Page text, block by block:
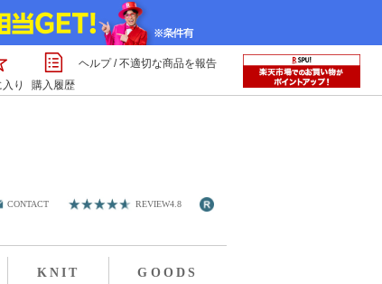
り 購入履歴
ヘルプ/不適切な商品を報告
CONTACT REVIEW4.8
KNIT GOODS